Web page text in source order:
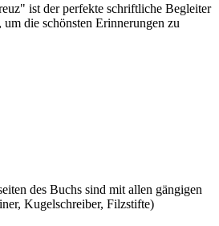
ist der perfekte schriftliche Begleiter
die schönsten Erinnerungen zu
des Buchs sind mit allen gängigen
Kugelschreiber, Filzstifte)